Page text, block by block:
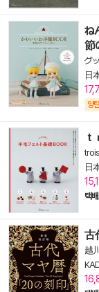
ね
節
グ
日
양
日
택배
古
越